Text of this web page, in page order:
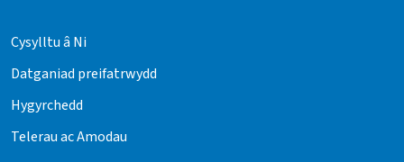
Cysylltu â Ni
Datganiad preifatrwydd
Hygyrchedd
Telerau ac Amodau